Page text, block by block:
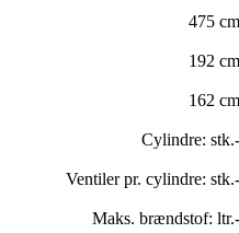
475 cm
192 cm
162 cm
Cylindre: -
stk.
Ventiler pr. cylindre: -
stk.
Maks. brændstof: -
ltr.